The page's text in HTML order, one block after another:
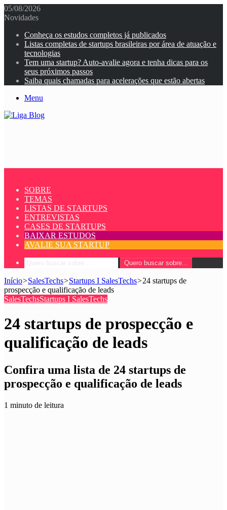
05/08/2026
Novidades
Conheça os estudos completos já publicados
Listas completas de startups brasileiras por área de atuação e
tecnologias
Tem uma startup? Auto-avalie agora e tenha dicas para os
seus próximos passos
Saiba quais chamadas para acelerações que estão abertas
Menu
SOBRE
TEMAS
LISTAS DE STARTUPS
ENTREVISTAS
CASES DE STARTUPS
BAIXAR ESTUDOS
AVALIE SUA STARTUP
Quero buscar sobre...
Início>SalesTechs>Startups I SalesTechs>24 startups de
prospecção e qualificação de leads
SalesTechsStartups I SalesTechs
24 startups de prospecção e
qualificação de leads
Confira uma lista de 24 startups de
prospecção e qualificação de leads
1 minuto de leitura